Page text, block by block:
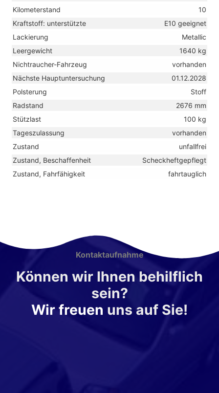
Kilometerstand
10
Kraftstoff: unterstützte
E10 geeignet
Lackierung
Metallic
Leergewicht
1640 kg
Nichtraucher-Fahrzeug
vorhanden
Nächste Hauptuntersuchung
01.12.2028
Polsterung
Stoff
Radstand
2676 mm
Stützlast
100 kg
Tageszulassung
vorhanden
Zustand
unfallfrei
Zustand, Beschaffenheit
Scheckheftgepflegt
Zustand, Fahrfähigkeit
fahrtauglich
Kontaktaufnahme
Können wir Ihnen behilflich
sein?
Wir freuen uns auf Sie!